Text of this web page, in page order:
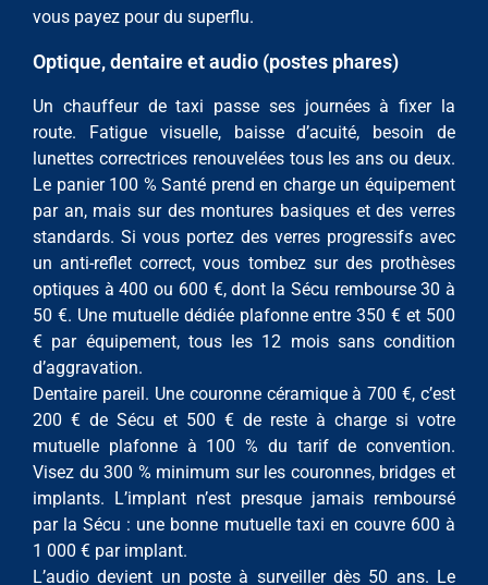
vous payez pour du superflu.
Optique, dentaire et audio (postes phares)
Un chauffeur de taxi passe ses journées à fixer la
route. Fatigue visuelle, baisse d’acuité, besoin de
lunettes correctrices renouvelées tous les ans ou deux.
Le panier 100 % Santé prend en charge un équipement
par an, mais sur des montures basiques et des verres
standards. Si vous portez des verres progressifs avec
un anti-reflet correct, vous tombez sur des prothèses
optiques à 400 ou 600 €, dont la Sécu rembourse 30 à
50 €. Une mutuelle dédiée plafonne entre 350 € et 500
€ par équipement, tous les 12 mois sans condition
d’aggravation.
Dentaire pareil. Une couronne céramique à 700 €, c’est
200 € de Sécu et 500 € de reste à charge si votre
mutuelle plafonne à 100 % du tarif de convention.
Visez du 300 % minimum sur les couronnes, bridges et
implants. L’implant n’est presque jamais remboursé
par la Sécu : une bonne mutuelle taxi en couvre 600 à
1 000 € par implant.
L’audio devient un poste à surveiller dès 50 ans. Le